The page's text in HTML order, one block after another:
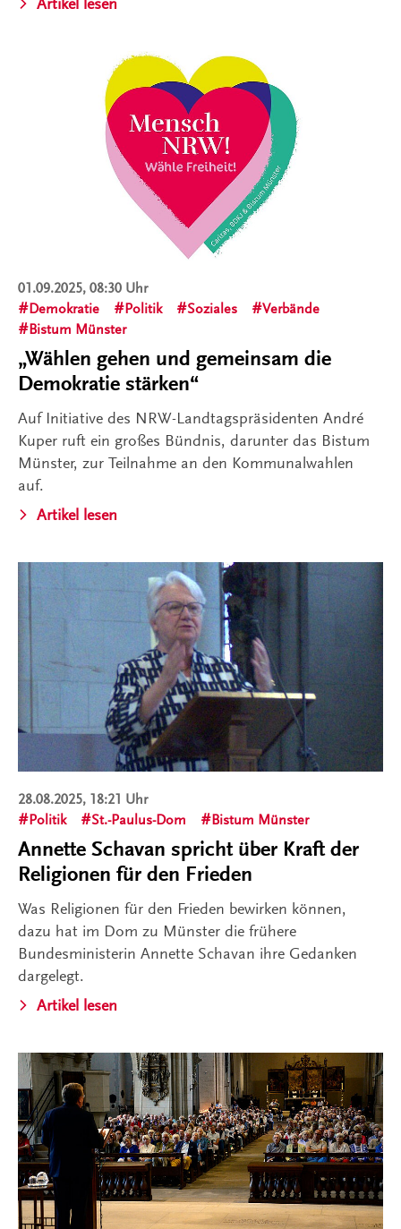
01.09.2025, 08:30 Uhr
Demokratie
Politik Soziales
Verbände
Bistum Münster
„Wählen gehen und gemeinsam die
Demokratie stärken“
Auf Initiative des NRW-Landtagspräsidenten André
Kuper ruft ein großes Bündnis, darunter das Bistum
Münster, zur Teilnahme an den Kommunalwahlen
auf.
Artikel lesen
28.08.2025, 18:21 Uhr
Politik
St.-Paulus-Dom Bistum Münster
Annette Schavan spricht über Kraft der
Religionen für den Frieden
Was Religionen für den Frieden bewirken können,
dazu hat im Dom zu Münster die frühere
Bundesministerin Annette Schavan ihre Gedanken
dargelegt.
Artikel lesen